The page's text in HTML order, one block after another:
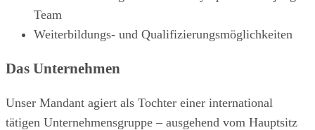
Team
Weiterbildungs- und Qualifizierungsmöglichkeiten
Das Unternehmen
Unser Mandant agiert als Tochter einer international
tätigen Unternehmensgruppe – ausgehend vom Hauptsitz